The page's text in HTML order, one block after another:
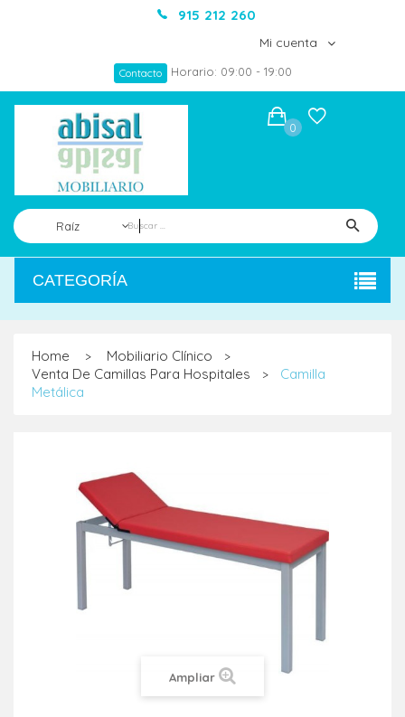
915 212 260
Mi cuenta
Contacto Horario: 09:00 - 19:00
Raíz
0
CATEGORÍA
Home > Mobiliario Clínico >
Venta De Camillas Para Hospitales >
Camilla
Metálica
Ampliar